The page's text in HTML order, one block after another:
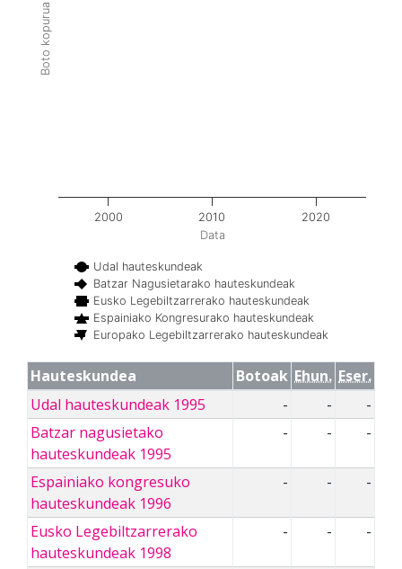
Data
Boto kopurua
Udal hauteskundeak
Batzar Nagusietarako hauteskundeak
Eusko Legebiltzarrerako hauteskundeak
Espainiako Kongresurako hauteskundeak
Europako Legebiltzarrerako hauteskundeak
2000 2010 2020
Hauteskundea Botoak Ehun. Eser.
Udal hauteskundeak 1995
- -
-
Batzar nagusietako
hauteskundeak 1995
- - -
Espainiako kongresuko
hauteskundeak 1996
- - -
Eusko Legebiltzarrerako
hauteskundeak 1998
- - -